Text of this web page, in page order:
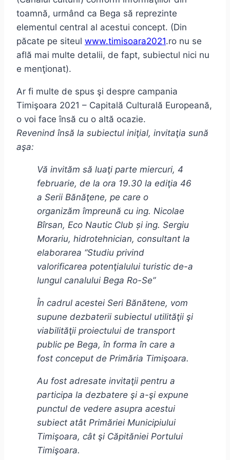
toamnă, urmând ca Bega să reprezinte
elementul central al acestui concept. (Din
păcate pe siteul www.timisoara2021.ro nu se
află mai multe detalii, de fapt, subiectul nici nu
e menţionat).
Ar fi multe de spus şi despre campania
Timişoara 2021 – Capitală Culturală Europeană,
o voi face însă cu o altă ocazie.
Revenind însă la subiectul iniţial, invitaţia sună
aşa:
Vă invităm să luaţi parte miercuri, 4
februarie, de la ora 19.30 la ediţia 46
a Serii Bănăţene, pe care o
organizăm împreună cu ing. Nicolae
Bîrsan, Eco Nautic Club și ing. Sergiu
Morariu, hidrotehnician, consultant la
elaborarea “Studiu privind
valorificarea potenţialului turistic de-a
lungul canalului Bega Ro-Se”
În cadrul acestei Seri Bănătene, vom
supune dezbaterii subiectul utilităţii şi
viabilităţii proiectului de transport
public pe Bega, în forma în care a
fost conceput de Primăria Timişoara.
Au fost adresate invitaţii pentru a
participa la dezbatere şi a-şi expune
punctul de vedere asupra acestui
subiect atât Primăriei Municipiului
Timişoara, cât şi Căpităniei Portului
Timişoara.